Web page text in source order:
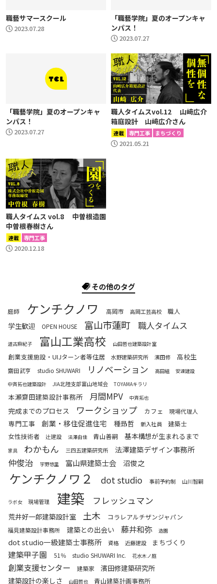
職藝サマースクール
2023.07.28
「職藝学院」夏のオープンキャ
ンパス！
2023.07.27
「職藝学院」夏のオープンキャ
ンパス！
2023.07.27
職人タイムスvol.12 山﨑広介
箱庭設計 山﨑広介さん
連載 専門工事 まちづくり
2021.05.21
職人タイムス vol.8 中曽根造園
中曽根春樹さん
連載 専門工事
2020.12.18
その他のタグ
庭師 ケンチクノワ 高岡市 高岡工芸高校 職人
学生歓迎 OPEN HOUSE 富山市蓮町 職人タイムス
道古麻紀子 富山工業高校 山田哲也建築設計室
創業支援施設・UIJターン者等住居 水野建築研究所 濱田修 高校生
齋田武亨 studio SHUWARI リノベーション 高田組
安達建設
中斉拓也建築設計
JIA北陸支部富山地域会 TOYAMAキラリ
本瀬齋田建築設計事務所 月間MPV 中斉拓也
完成までのプロセス ワークショップ カフェ 現場代理人
専門工事 創業・移住促進住宅 種昻哲 新入社員
建築士
女性技術者
辻建設 法澤由佳 青山善嗣 基本構想が生まれるまで
家具 わかもん 三四五建築研究所 法澤建築デザイン事務所
仲俊治 宇野悠里 富山県建築士会 沼俊之
ケンチクノワ２ dot studio 事前予約制 山川智嗣
ラボ女 現場管理 建築 フレッシュマン
荒井好一郎建築設計室 土木 コラレアルチザンジャパン
福見建築設計事務所 建築との出会い 藤井和弥 造園
dot studio一級建築士事務所 資格 近藤建設 まちづくり
建築甲子園 51％ studio SHUWARI Inc. 花水木ノ庭
創業支援センター 建築家
濱田修建築研究所
建築設計の楽しさ
山田哲也 青山建築計画事務所